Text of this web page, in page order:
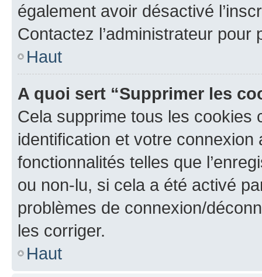
également avoir désactivé
Contactez l’administrateur
Haut
A quoi sert “Supprimer les
Cela supprime tous les cookies
identification et votre
fonctionnalités telles que
ou non-lu, si cela a été activé
problèmes de connexion/
les corriger.
Haut